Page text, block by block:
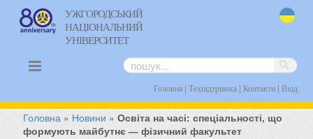
УЖГОРОДСЬКИЙ
НАЦІОНАЛЬНИЙ
УНІВЕРСИТЕТ
Головна| Техпідтримка| Контакти| Вхід
Головна » Новини »Освіта на часі: спеціальності, що
формують майбутнє — фізичний факультет